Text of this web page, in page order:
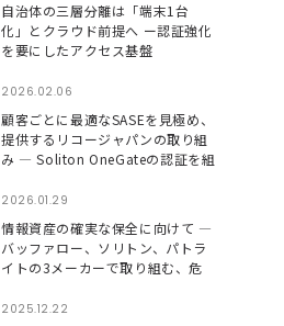
自治体の三層分離は「端末1台
化」とクラウド前提へ ー認証強化
を要にしたアクセス基盤
2026.02.06
顧客ごとに最適なSASEを見極め、
提供するリコージャパンの取り組
み ― Soliton OneGateの認証を組
境に ―
2026.01.29
情報資産の確実な保全に向けて ―
バッファロー、ソリトン、パトラ
イトの3メーカーで取り組む、危
捉えるソリューション ―
2025.12.22